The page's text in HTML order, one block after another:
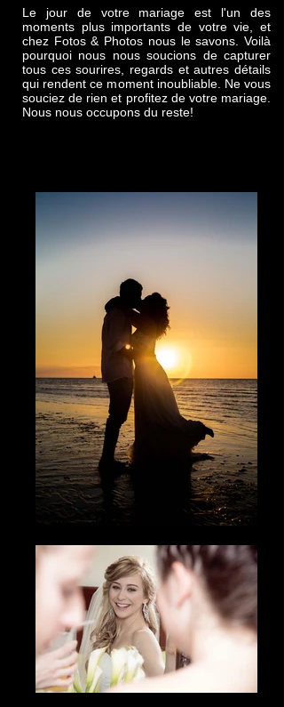
Le jour de votre mariage est l'un des
moments plus importants de votre vie, et
chez Fotos & Photos nous le savons. Voilà
pourquoi nous nous soucions de capturer
tous ces sourires, regards et autres détails
qui rendent ce moment inoubliable. Ne vous
souciez de rien et profitez de votre mariage.
Nous nous occupons du reste!